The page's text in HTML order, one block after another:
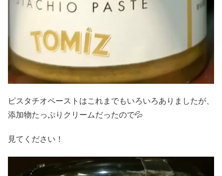
ピスタチオペーストはこれまでもいろいろありましたが、
添加物たっぷりクリームだったので💦
見てください！